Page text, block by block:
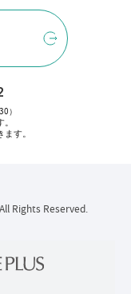
）
す。
Rights Reserved.